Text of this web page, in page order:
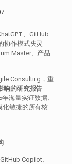
、GitHub
协作模式失灵
Master、产品
Consulting，重
响的研究报告
海量实证数据、
化敏捷的所有核
Copilot、